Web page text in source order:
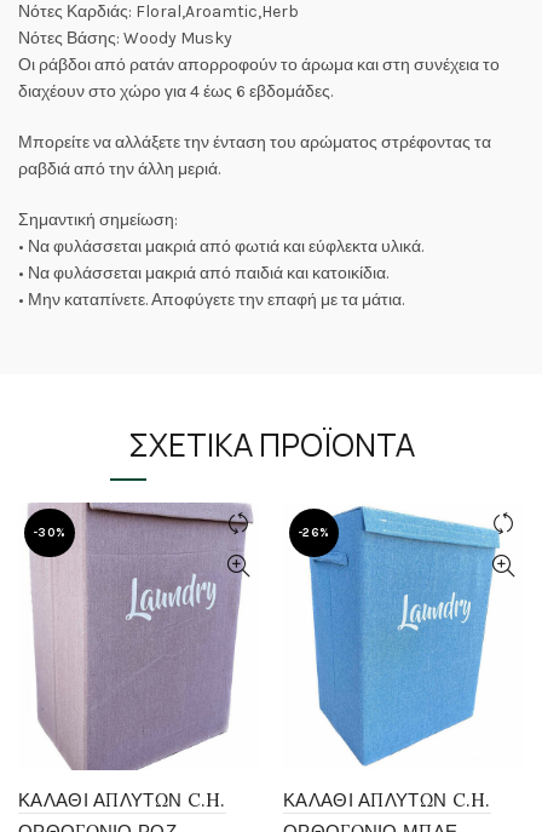
Νότες Καρδιάς: Floral,Aroamtic,Herb
Νότες Βάσης: Woody Musky
Οι ράβδοι από ρατάν απορροφούν το άρωμα και στη συνέχεια το
διαχέουν στο χώρο για 4 έως 6 εβδομάδες.
Μπορείτε να αλλάξετε την ένταση του αρώματος στρέφοντας τα
ραβδιά από την άλλη μεριά.
Σημαντική σημείωση:
• Να φυλάσσεται μακριά από φωτιά και εύφλεκτα υλικά.
• Να φυλάσσεται μακριά από παιδιά και κατοικίδια.
• Μην καταπίνετε. Αποφύγετε την επαφή με τα μάτια.
ΣΧΕΤΙΚΆ ΠΡΟΪΌΝΤΑ
-30%
ΚΑΛΑΘΙ ΑΠΛΥΤΩΝ C.H.
-26%
ΚΑΛΑΘΙ ΑΠΛΥΤΩΝ C.H.